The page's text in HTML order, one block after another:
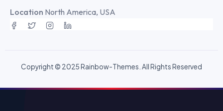
Location North America, USA
Copyright © 2025Rainbow-Themes. All Rights Reserved